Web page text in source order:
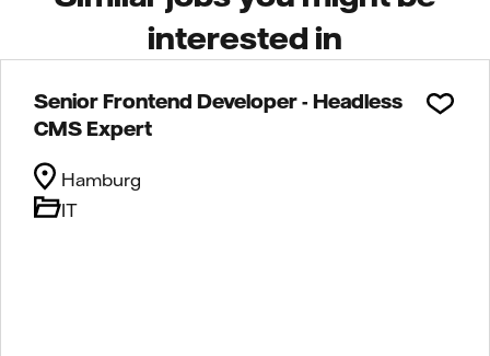
interested in
Senior Frontend Developer - Headless
CMS Expert
IT
Hamburg